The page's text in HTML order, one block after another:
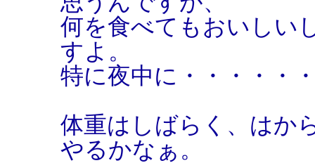
何を食べてもおいしい
すよ。
特に夜中に・・・・・
体重はしばらく、はか
やるかなぁ。